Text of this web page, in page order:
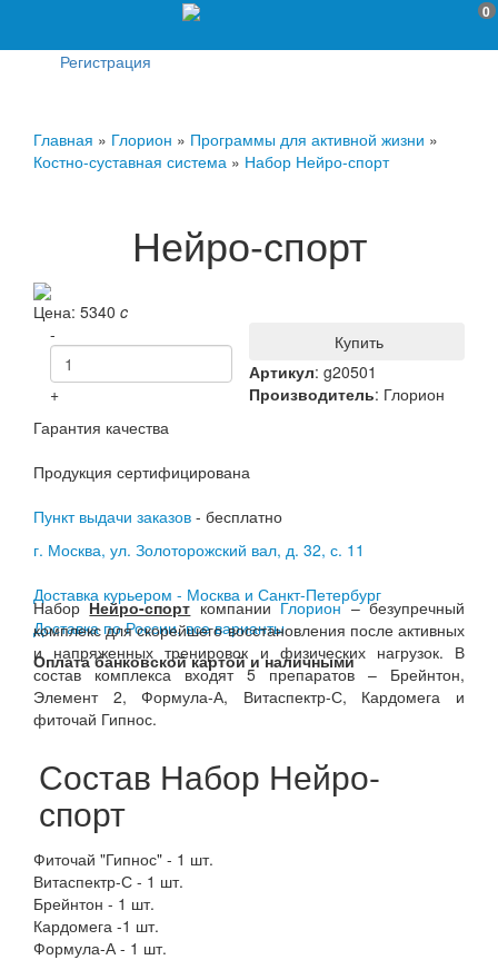
0
Регистрация
Главная » Глорион » Программы для активной жизни »
Костно-суставная система » Набор Нейро-спорт
Нейро-спорт
Цена: 5340 c
-
+
Купить
Артикул: g20501
Производитель: Глорион
Гарантия качества
Продукция сертифицирована
Пункт выдачи заказов - бесплатно
г. Москва, ул. Золоторожский вал, д. 32, с. 11
Доставка курьером - Москва и Санкт-Петербург
Доставка по России, все варианты
Оплата банковской картой и наличными
НаборНейро-спорткомпанииГлорион– безупречный
комплекс для скорейшего восстановления после активных
и напряженных тренировок и физических нагрузок. В
состав комплекса входят 5 препаратов – Брейнтон,
Элемент 2, Формула-А, Витаспектр-С, Кардомега и
фиточай Гипнос.
Состав Набор Нейро-
спорт
Фиточай "Гипнос" - 1 шт.
Витаспектр-С - 1 шт.
Брейнтон - 1 шт.
Кардомега -1 шт.
Формула-А - 1 шт.